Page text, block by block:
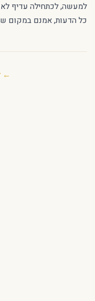
למעשה, לכתחילה עדיף
כל הדעות, אמנם במקום
←